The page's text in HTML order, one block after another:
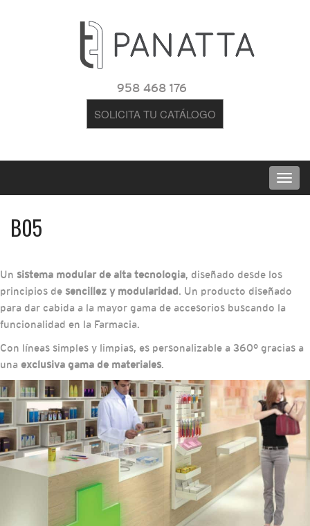
958 468 176
SOLICITA TU CATÁLOGO
B05
Un sistema modular de alta tecnologia, diseñado desde los
principios de sencillez y modularidad. Un producto diseñado
para dar cabida a la mayor gama de accesorios buscando la
funcionalidad en la Farmacia.
Con líneas simples y limpias, es personalizable a 360° gracias a
una exclusiva gama de materiales.